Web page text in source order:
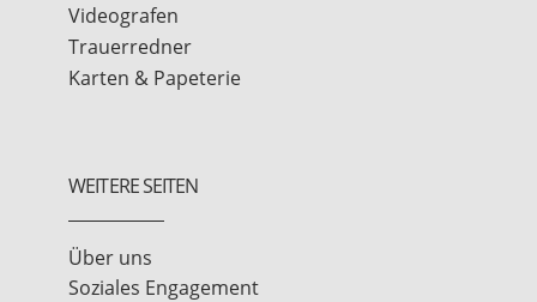
Videografen
Trauerredner
Karten & Papeterie
WEITERE SEITEN
Über uns
Soziales Engagement